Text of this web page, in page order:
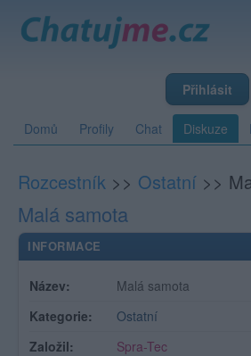
Přihlásit
Domů Profily Chat Diskuze
Rozcestník >> Ostatní >>
Malá samota
INFORMACE
Název:
Malá samota
Kategorie:
Ostatní
Založil:
Spra-Tec